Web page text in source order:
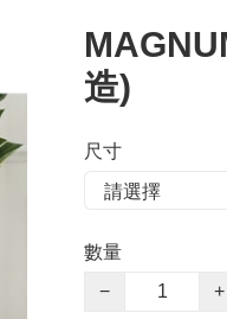
造)
尺寸
數量
−
+